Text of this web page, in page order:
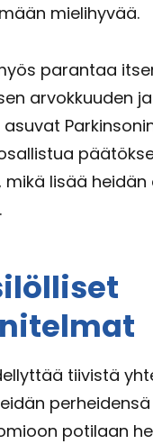
mielihyvää.
parantaa
arvokkuuden
lisää
tiivistä
perheidensä
potilaan